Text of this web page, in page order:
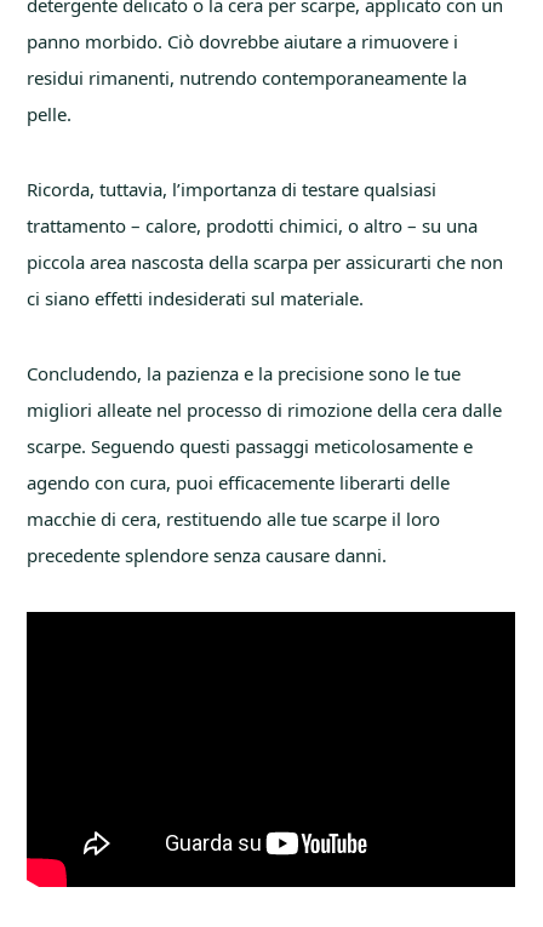
panno morbido. Ciò dovrebbe aiutare a rimuovere i
residui rimanenti, nutrendo contemporaneamente la
pelle.
Ricorda, tuttavia, l’importanza di testare qualsiasi
trattamento – calore, prodotti chimici, o altro – su una
piccola area nascosta della scarpa per assicurarti che non
ci siano effetti indesiderati sul materiale.
Concludendo, la pazienza e la precisione sono le tue
migliori alleate nel processo di rimozione della cera dalle
scarpe. Seguendo questi passaggi meticolosamente e
agendo con cura, puoi efficacemente liberarti delle
macchie di cera, restituendo alle tue scarpe il loro
precedente splendore senza causare danni.